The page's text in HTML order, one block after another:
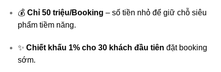
💰 Chỉ 50 triệu/Booking – số tiền nhỏ để giữ chỗ siêu
phẩm tiềm năng.
✨ Chiết khấu 1% cho 30 khách đầu tiên đặt booking
sớm.